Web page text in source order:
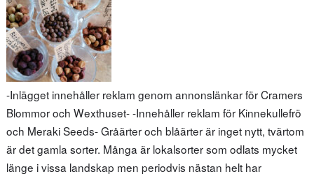
-Inlägget innehåller reklam genom annonslänkar för Cramers
Blommor och Wexthuset- -Innehåller reklam för Kinnekullefrö
och Meraki Seeds- Gråärter och blåärter är inget nytt, tvärtom
är det gamla sorter. Många är lokalsorter som odlats mycket
länge i vissa landskap men periodvis nästan helt har